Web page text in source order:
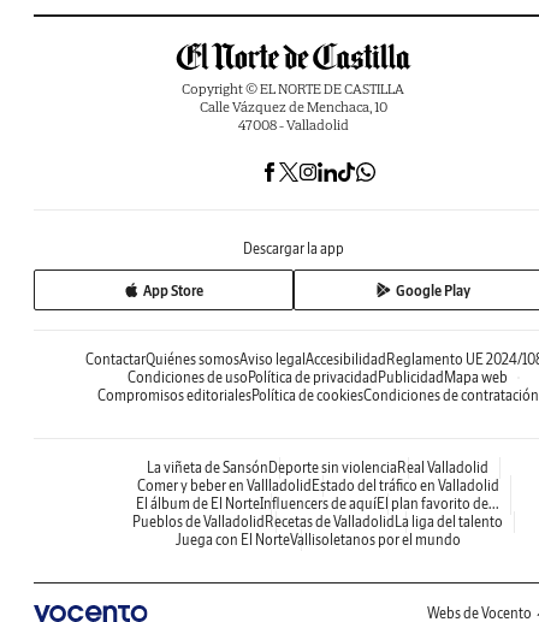
Copyright © EL NORTE DE CASTILLA
Calle Vázquez de Menchaca, 10
47008 - Valladolid
Descargar la app
App Store Google Play
ContactarQuiénes somosAviso legal Accesibilidad Reglamento UE 2024/
Condiciones de uso Política de privacidad Publicidad Mapa web
Compromisos editorialesPolítica de cookiesCondiciones de contratación
La viñeta de Sansón Deporte sin violencia Real Valladolid
Comer y beber en Vallladolid Estado del tráfico en Valladolid
El álbum de El NorteInfluencers de aquíEl plan favorito de...
Pueblos de Valladolid Recetas de Valladolid La liga del talento
Juega con El NorteVallisoletanos por el mundo
Webs de Vocento